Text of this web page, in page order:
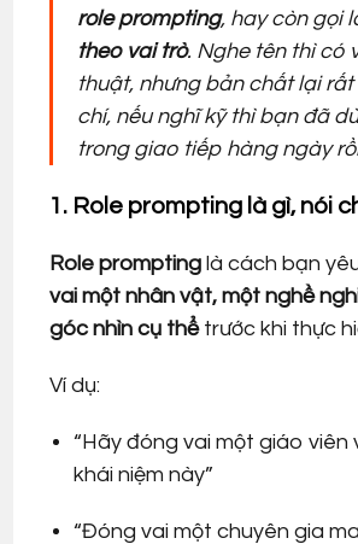
role prompting, hay còn gọi
theo vai trò. Nghe tên thì có
thuật, nhưng bản chất lại rất
chí, nếu nghĩ kỹ thì bạn đã
trong giao tiếp hàng ngày
1. Role prompting là gì, nói
Role prompting là cách bạn
vai một nhân vật, một nghề
góc nhìn cụ thểtrước khi thực
Ví dụ:
“Hãy đóng vai một giáo viên
khái niệm này”
“Đóng vai một chuyên gia